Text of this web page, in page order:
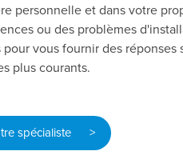
personnelle et dans votre
ou des problèmes
vous fournir des réponses
plus courants.
spécialiste >